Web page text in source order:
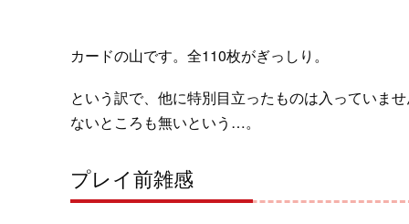
カードの山です。全110枚がぎっしり。
という訳で、他に特別目立ったものは入っていま
ないところも無いという…。
プレイ前雑感